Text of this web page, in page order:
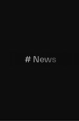
# News